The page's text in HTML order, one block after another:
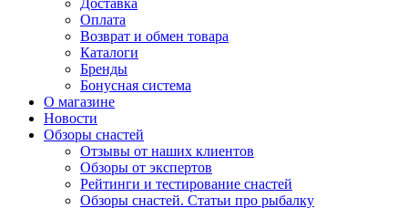
Доставка
Оплата
Возврат и обмен товара
Каталоги
Бренды
Бонусная система
О магазине
Новости
Обзоры снастей
Отзывы от наших клиентов
Обзоры от экспертов
Рейтинги и тестирование снастей
Обзоры снастей. Статьи про рыбалку